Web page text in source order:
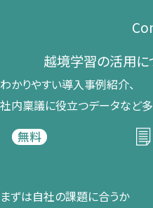
越境学習の​活用に​
わかりやすい導入事例紹介、​
社内稟議に​役立つデータなど​
無料
まずは​自社の​課題に​合うか​